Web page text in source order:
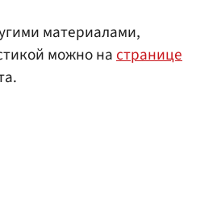
материалами,
можно настранице